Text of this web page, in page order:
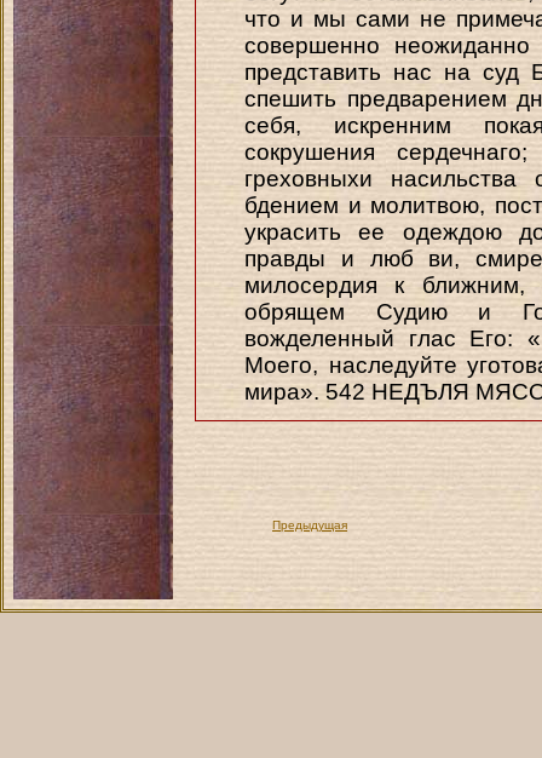
что и мы сами не
совершенно
представить нас на
спешить предварением
себя, искренним
сокрушения
греховныхи
бдением и молитвою,
украсить ее одеждою
правды и люб ви,
милосердия к ближним,
обрящем Судию и
вожделенный глас Его:
Моего, наследуйте
мира». 542 НЕДЪЛЯ
Предыдущая